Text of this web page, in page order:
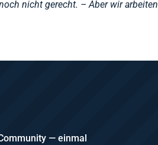
nicht gerecht. – Aber wir arbeiten
— einmal